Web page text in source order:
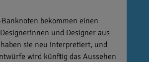
bekommen einen
und Designer aus
sie neu interpretiert, und
wird künftig das Aussehen